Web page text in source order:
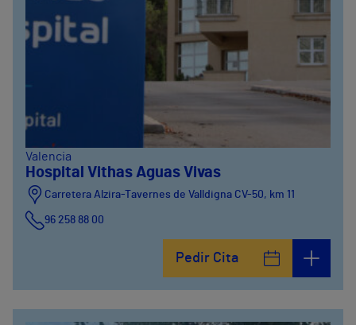
Valencia
Hospital Vithas Aguas Vivas
Carretera Alzira-Tavernes de Valldigna CV-50, km 11
96 258 88 00
Pedir Cita